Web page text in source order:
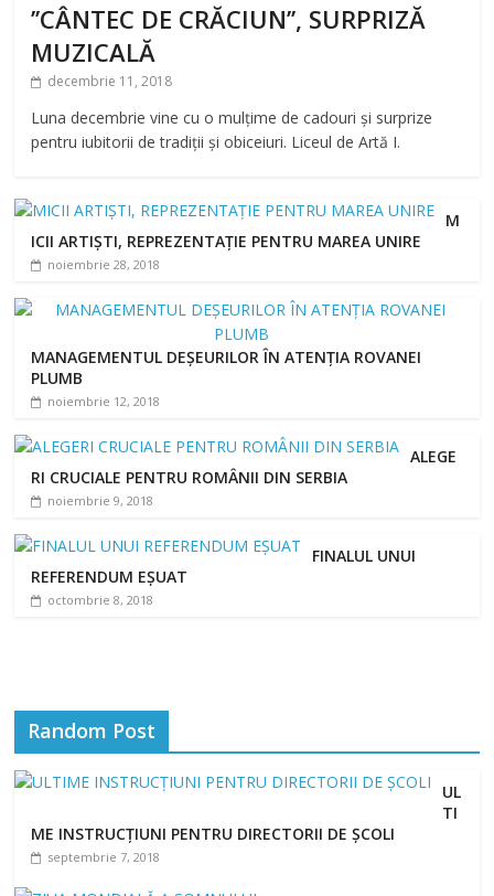
’’CÂNTEC DE CRĂCIUN’’, SURPRIZĂ
MUZICALĂ
decembrie 11, 2018
Luna decembrie vine cu o mulțime de cadouri și surprize
pentru iubitorii de tradiții și obiceiuri. Liceul de Artă I.
M
ICII ARTIȘTI, REPREZENTAȚIE PENTRU MAREA UNIRE
noiembrie 28, 2018
MANAGEMENTUL DEȘEURILOR ÎN ATENȚIA ROVANEI
PLUMB
noiembrie 12, 2018
ALEGE
RI CRUCIALE PENTRU ROMÂNII DIN SERBIA
noiembrie 9, 2018
FINALUL UNUI
REFERENDUM EȘUAT
octombrie 8, 2018
Random Post
UL
TI
ME INSTRUCȚIUNI PENTRU DIRECTORII DE ȘCOLI
septembrie 7, 2018